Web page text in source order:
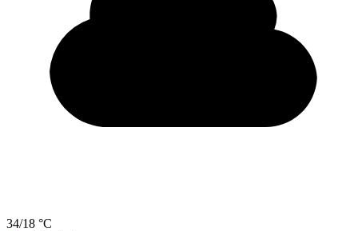
34/18 °C